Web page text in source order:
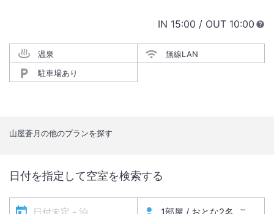
IN チェックイン
15:00 / OUT チェック
10:00
温泉
無線LAN
駐車場あり
山屋蒼月の他のプランを探す
日付を指定して空室を検索する